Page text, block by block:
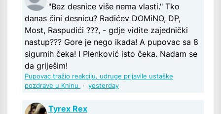
"Bez desnice više nema vlasti." Tko
danas čini desnicu? Radićev DOMiNO, DP,
Most, Raspudići ???, - gdje vidite zajednički
nastup??? Gore je nego ikada! A pupovac sa 8
sigurnih čeka! I Plenković isto čeka. Nadam se
da griješim!
Pupovac tražio reakciju, udruge prijavile ustaške
pozdrave u Kninu
· yesterday
Tyrex Rex